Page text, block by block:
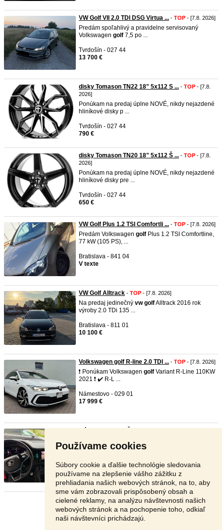
Používame cookies
Súbory cookie a ďalšie technológie sledovania
používame na zlepšenie vášho zážitku z
prehliadania našich webových stránok, na to, aby
sme vám zobrazovali prispôsobený obsah a
cielené reklamy, na analýzu návštevnosti našich
webových stránok a na pochopenie toho, odkiaľ
naši návštevníci prichádzajú.
VW Golf VII 2.0 TDI DSG Virtua ... - TOP - [7.8. 2026]
Predám spoľahlivý a pravidelne servisovaný
Volkswagen golf 7,5 po ...
Tvrdošín - 027 44
13 700 €
disky Tomason TN22 18" 5x112 S ... - TOP - [7.8.
2026]
Ponúkam na predaj úplne NOVÉ, nikdy nejazdené
hliníkové disky p ...
Tvrdošín - 027 44
790 €
disky Tomason TN20 18" 5x112 Š ... - TOP - [7.8.
2026]
Ponúkam na predaj úplne NOVÉ, nikdy nejazdené
hliníkové disky pre ...
Tvrdošín - 027 44
650 €
VW Golf Plus 1.2 TSI Comfortli ... - TOP - [7.8. 2026]
Predám Volkswagen golf Plus 1.2 TSI Comfortline,
77 kW (105 PS), ...
Bratislava - 841 04
V texte
VW Golf Alltrack - TOP - [7.8. 2026]
Na predaj jedinečný vw golfAlltrack 2016 rok
výroby 2.0 TDi 135 ...
Bratislava - 811 01
10 100 €
Volkswagen golf R-line 2.0 TDI ... - TOP - [7.8. 2026]
❗️ Ponúkam Volkswagen golf Variant R-Line 110KW
2021 ❗️ ✔️ R-L ...
Námestovo - 029 01
17 999 €
Montáž Bratislava a Svidník aj počas víkendu. Tel:
Svidník - 089 01
180 €
Stránka: 1 2 3 Ďalšia